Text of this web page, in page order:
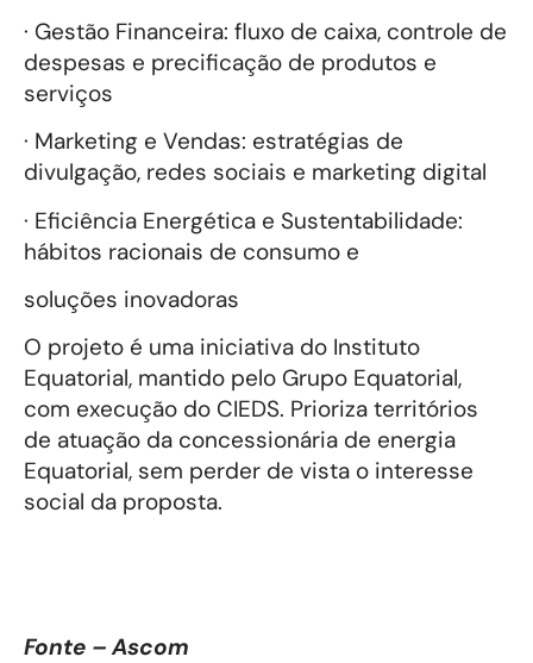
· Gestão Financeira: fluxo de caixa, controle de
despesas e precificação de produtos e
serviços
· Marketing e Vendas: estratégias de
divulgação, redes sociais e marketing digital
· Eficiência Energética e Sustentabilidade:
hábitos racionais de consumo e
soluções inovadoras
O projeto é uma iniciativa do Instituto
Equatorial, mantido pelo Grupo Equatorial,
com execução do CIEDS. Prioriza territórios
de atuação da concessionária de energia
Equatorial, sem perder de vista o interesse
social da proposta.
Fonte – Ascom